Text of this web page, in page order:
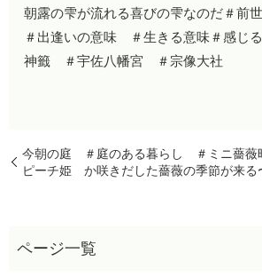
朝露の雫が流れる喜びの雫なのだ＃前
＃出逢いの意味 ＃生きる意味＃感
神籤 ＃宇佐八幡宮 ＃宗像大社
今朝の庭 ＃庭のある暮らし ＃ミニ薔薇
ピーチ姫 か咲きだした薔薇の季節が来る